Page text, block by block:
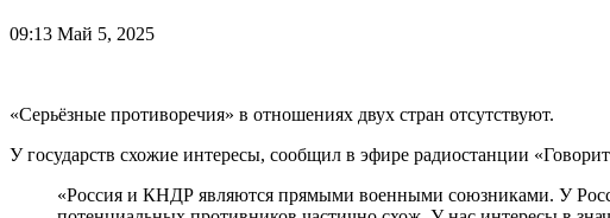
09:13 Май 5, 2025
«Серьёзные противоречия» в отношениях двух стран отсутствуют.
У государств схожие интересы, сообщил в эфире радиостанции
«Россия и КНДР являются прямыми военными союзниками. У